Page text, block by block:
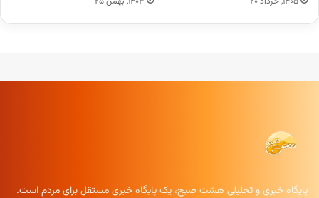
پایگاه خبری و تحلیلی هشت صبح، یک پایگاه خبری مستقل برای مردم است.